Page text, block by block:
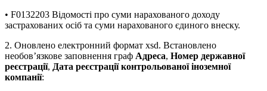
• F0132203 Відомості про суми нарахованого доходу
застрахованих осіб та суми нарахованого єдиного внеску.
2. Оновлено електронний формат xsd. Встановлено
необов’язкове заповнення граф Адреса, Номер державної
реєстрації, Дата реєстрації контрольованої іноземної
компанії: